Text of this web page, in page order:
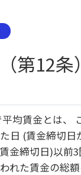
第12条）
均賃金とは、
日 (賃金締切日
金締切日)以前
れた賃金の総